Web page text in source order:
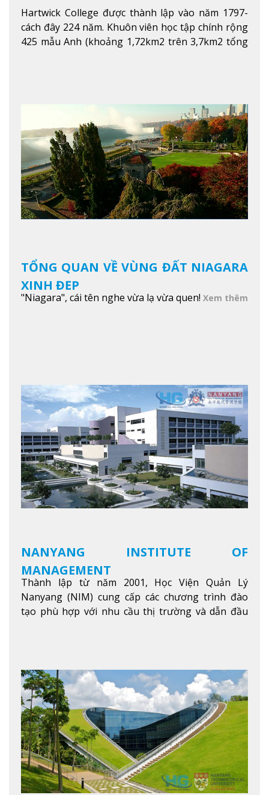
Hartwick College được thành lập vào năm 1797-
cách đây 224 năm. Khuôn viên học tập chính rộng
425 mẫu Anh (khoảng 1,72km2 trên 3,7km2 tổng
TỔNG QUAN VỀ VÙNG ĐẤT NIAGARA
XINH ĐẸP
"Niagara", cái tên nghe vừa lạ vừa quen! Xem thêm
NANYANG INSTITUTE OF
MANAGEMENT
Thành lập từ năm 2001, Học Viện Quản Lý
Nanyang (NIM) cung cấp các chương trình đào
tạo phù hợp với nhu cầu thị trường và dẫn đầu
học tập và nghiên cứu chất lượng nhằm nâng cao
kỹ năng, kiến thức và năng lực của sinh viên và các
đối tác của trườngXem thêm